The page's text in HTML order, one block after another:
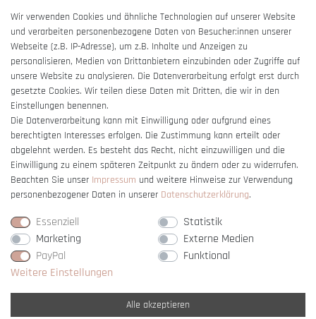
AGB
Impressum
Barrierefreiheitserklärung
Vertrag widerrufen
Wir verwenden Cookies und ähnliche Technologien auf unserer Website
und verarbeiten personenbezogene Daten von Besucher:innen unserer
Webseite (z.B. IP-Adresse), um z.B. Inhalte und Anzeigen zu
personalisieren, Medien von Drittanbietern einzubinden oder Zugriffe auf
unsere Website zu analysieren. Die Datenverarbeitung erfolgt erst durch
gesetzte Cookies. Wir teilen diese Daten mit Dritten, die wir in den
Einstellungen benennen.
Die Datenverarbeitung kann mit Einwilligung oder aufgrund eines
berechtigten Interesses erfolgen. Die Zustimmung kann erteilt oder
abgelehnt werden. Es besteht das Recht, nicht einzuwilligen und die
Einwilligung zu einem späteren Zeitpunkt zu ändern oder zu widerrufen.
Beachten Sie unser Impressum und weitere Hinweise zur Verwendung
personenbezogener Daten in unserer Daten­schutz­erklärung.
Essenziell
Statistik
Marketing
Externe Medien
PayPal
Funktional
Weitere Einstellungen
Alle akzeptieren